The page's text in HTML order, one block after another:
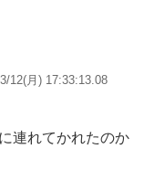
12(月) 17:33:13.08
連れてかれたのか